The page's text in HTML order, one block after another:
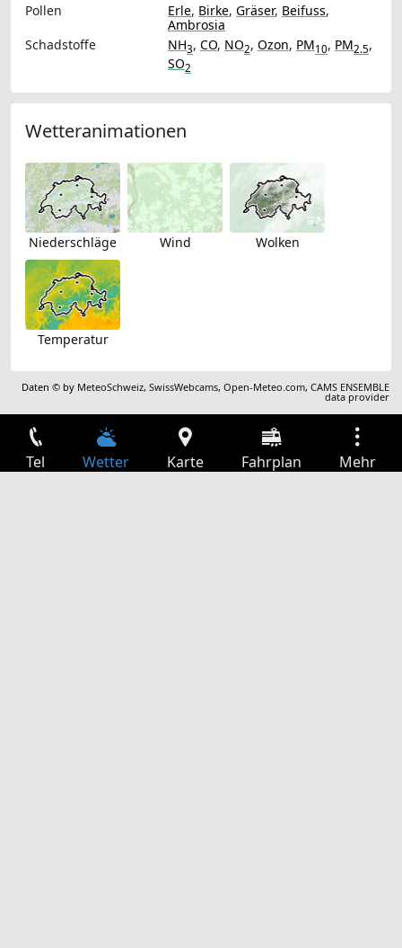
Pollen
Erle, Birke, Gräser, Beifuss,
Ambrosia
Schadstoffe
NH3, CO, NO2, Ozon, PM10, PM2.5,
SO2
Wetteranimationen
Niederschläge Wind Wolken
Temperatur
Daten © by MeteoSchweiz,SwissWebcams,Open-Meteo.com,CAMS ENSEMBLE
data provider
Tel Wetter Karte Fahrplan Mehr